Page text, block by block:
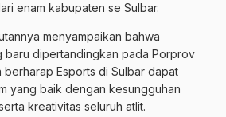
enam kabupaten se Sulbar.
menyampaikan bahwa
baru dipertandingkan pada Porprov
berharap Esports di Sulbar dapat
yang baik dengan kesungguhan
kreativitas seluruh atlit.